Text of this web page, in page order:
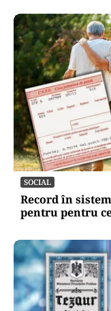
SOCIAL
Record în
pentru pentru